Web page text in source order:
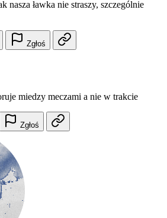
nasza ławka nie straszy, szczególnie
Zgłoś
miedzy meczami a nie w trakcie
Zgłoś